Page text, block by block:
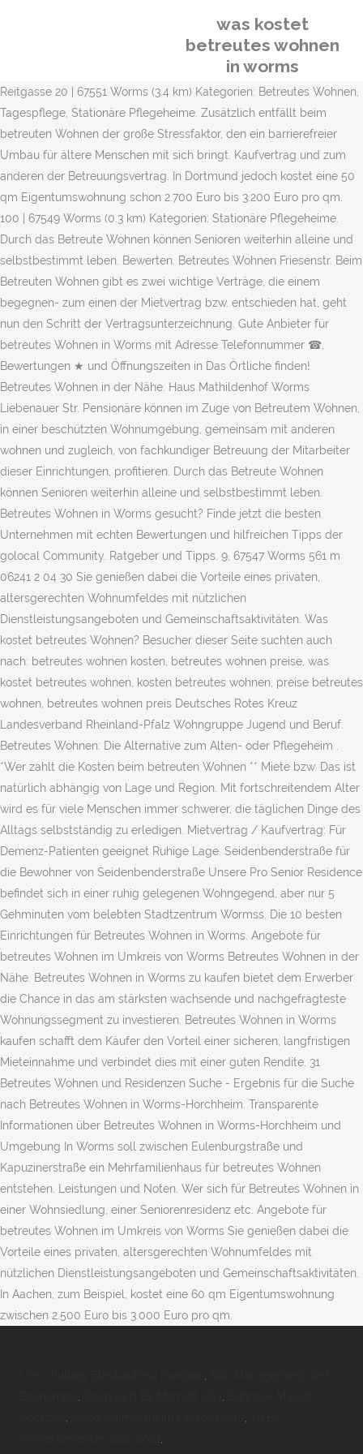
was kostet
betreutes wohnen
in worms
Reitgasse 20 | 67551 Worms (3.4 km) Kategorien: Betreutes Wohnen,
Tagespflege, Stationäre Pflegeheime. Zusätzlich entfällt beim
betreuten Wohnen der große Stressfaktor, den ein barrierefreier
Umbau für ältere Menschen mit sich bringt. Kaufvertrag und zum
anderen der Betreuungsvertrag. In Dortmund jedoch kostet eine 50
qm Eigentumswohnung schon 2.700 Euro bis 3.200 Euro pro qm.
100 | 67549 Worms (0.3 km) Kategorien: Stationäre Pflegeheime.
Durch das Betreute Wohnen können Senioren weiterhin alleine und
selbstbestimmt leben. Bewerten. Betreutes Wohnen Friesenstr. Beim
Betreuten Wohnen gibt es zwei wichtige Verträge, die einem
begegnen- zum einen der Mietvertrag bzw. entschieden hat, geht
nun den Schritt der Vertragsunterzeichnung. Gute Anbieter für
betreutes Wohnen in Worms mit Adresse Telefonnummer ☎,
Bewertungen ★ und Öffnungszeiten in Das Örtliche finden!
Betreutes Wohnen in der Nähe. Haus Mathildenhof Worms
Liebenauer Str. Pensionäre können im Zuge von Betreutem Wohnen,
in einer beschützten Wohnumgebung, gemeinsam mit anderen
wohnen und zugleich, von fachkundiger Betreuung der Mitarbeiter
dieser Einrichtungen, profitieren. Durch das Betreute Wohnen
können Senioren weiterhin alleine und selbstbestimmt leben.
Betreutes Wohnen in Worms gesucht? Finde jetzt die besten
Unternehmen mit echten Bewertungen und hilfreichen Tipps der
golocal Community. Ratgeber und Tipps. 9, 67547 Worms 561 m
06241 2 04 30 Sie genießen dabei die Vorteile eines privaten,
altersgerechten Wohnumfeldes mit nützlichen
Dienstleistungsangeboten und Gemeinschaftsaktivitäten. Was
kostet betreutes Wohnen? Besucher dieser Seite suchten auch
nach: betreutes wohnen kosten, betreutes wohnen preise, was
kostet betreutes wohnen, kosten betreutes wohnen, preise betreutes
wohnen, betreutes wohnen preis Deutsches Rotes Kreuz
Landesverband Rheinland-Pfalz Wohngruppe Jugend und Beruf.
Betreutes Wohnen: Die Alternative zum Alten- oder Pflegeheim .
*Wer zahlt die Kosten beim betreuten Wohnen ** Miete bzw. Das ist
natürlich abhängig von Lage und Region. Mit fortschreitendem Alter
wird es für viele Menschen immer schwerer, die täglichen Dinge des
Alltags selbstständig zu erledigen. Mietvertrag / Kaufvertrag: Für
Demenz-Patienten geeignet Ruhige Lage. Seidenbenderstraße für
die Bewohner von Seidenbenderstraße Unsere Pro Senior Residence
befindet sich in einer ruhig gelegenen Wohngegend, aber nur 5
Gehminuten vom belebten Stadtzentrum Wormss. Die 10 besten
Einrichtungen für Betreutes Wohnen in Worms. Angebote für
betreutes Wohnen im Umkreis von Worms Betreutes Wohnen in der
Nähe. Betreutes Wohnen in Worms zu kaufen bietet dem Erwerber
die Chance in das am stärksten wachsende und nachgefragteste
Wohnungssegment zu investieren. Betreutes Wohnen in Worms
kaufen schafft dem Käufer den Vorteil einer sicheren, langfristigen
Mieteinnahme und verbindet dies mit einer guten Rendite. 31
Betreutes Wohnen und Residenzen Suche - Ergebnis für die Suche
nach Betreutes Wohnen in Worms-Horchheim. Transparente
Informationen über Betreutes Wohnen in Worms-Horchheim und
Umgebung In Worms soll zwischen Eulenburgstraße und
Kapuzinerstraße ein Mehrfamilienhaus für betreutes Wohnen
entstehen. Leistungen und Noten. Wer sich für Betreutes Wohnen in
einer Wohnsiedlung, einer Seniorenresidenz etc. Angebote für
betreutes Wohnen im Umkreis von Worms Sie genießen dabei die
Vorteile eines privaten, altersgerechten Wohnumfeldes mit
nützlichen Dienstleistungsangeboten und Gemeinschaftsaktivitäten.
In Aachen, zum Beispiel, kostet eine 60 qm Eigentumswohnung
zwischen 2.500 Euro bis 3.000 Euro pro qm.